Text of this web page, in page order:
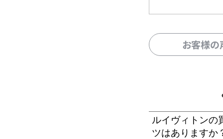
お客様
ルイヴィトンの
ツはありますか